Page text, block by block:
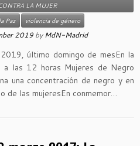
LA MUJER
Paz
violencia de género
2019 byMdN-Madrid
último domingo de mesEn la
a las 12 horas Mujeres de Negro
una concentración de negro y en
de las mujeresEn conmemor…